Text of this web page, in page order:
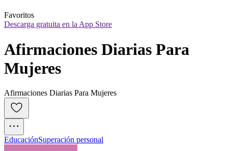
Favoritos
Descarga gratuita en la App Store
Afirmaciones Diarias Para
Mujeres
Afirmaciones Diarias Para Mujeres
EducaciónSuperación personal